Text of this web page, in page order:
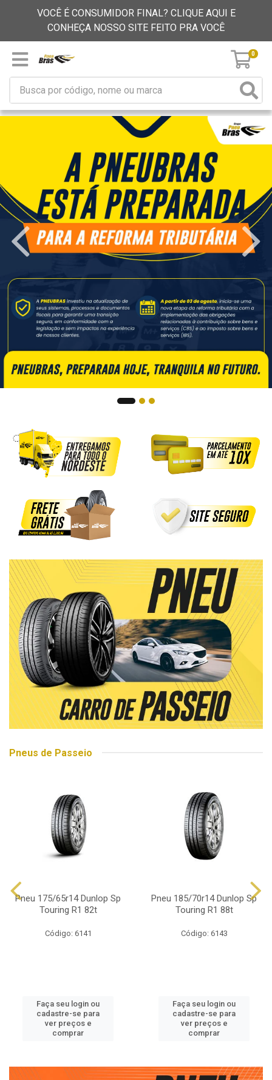
VOCÊ É CONSUMIDOR FINAL? CLIQUE AQUI E
CONHEÇA NOSSO SITE FEITO PRA VOCÊ
0
Pneus de Passeio
Pneu 175/65r14 Dunlop Sp
Touring R1 82t
Código: 6141
Faça seu login ou
cadastre-se para
ver preços e
comprar
Pneu 185/70r14 Dunlop Sp
Touring R1 88t
Código: 6143
Faça seu login ou
cadastre-se para
ver preços e
comprar